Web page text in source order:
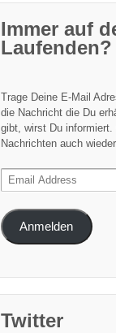
Immer auf
Laufenden?
Trage Deine E-Mail
die Nachricht die Du
gibt, wirst Du
Nachrichten auch
Email
Address
Anmelden
Twitter